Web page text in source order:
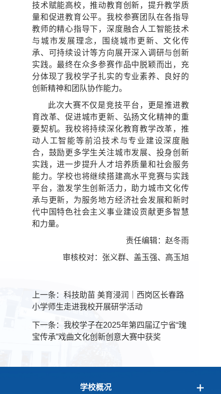
技术赋能高校，推动教育创新，提升教学质
量和促进教育公平。我校参赛团队在各指导
教师的精心指导下，深度融合人工智能技术
与城市发展理念，围绕城市更新、文化传
承、可持续设计等方向展开深入调研与创新
实践。最终在众多参赛作品中脱颖而出，充
分体现了我校学子扎实的专业素养、良好的
创新精神和团队协作能力。
此次大赛不仅是竞技平台，更是推进教
育改革、促进城市更新、弘扬文化精神的重
要契机。我校将持续深化教育教学改革，推
动人工智能等前沿技术与专业建设深度融
合，鼓励更多学生关注城市发展、投身创新
实践，进一步提升人才培养质量和社会服务
能力。学校也将继续搭建高水平竞赛与实践
平台，激发学生创新活力，助力城市文化传
承与更新，为服务地方经济社会发展和新时
代中国特色社会主义事业建设贡献更多智慧
和力量。
责任编辑：赵冬雨
审核校对：张义群、盖玉强、高玉旭
上一条： 科技助苗 美育浸润｜西岗区长春路
小学师生走进我校开展研学活动
下一条： 我校学子在2025年第四届辽宁省“瑰
宝传承”戏曲文化创新创意大赛中获奖
学校概况